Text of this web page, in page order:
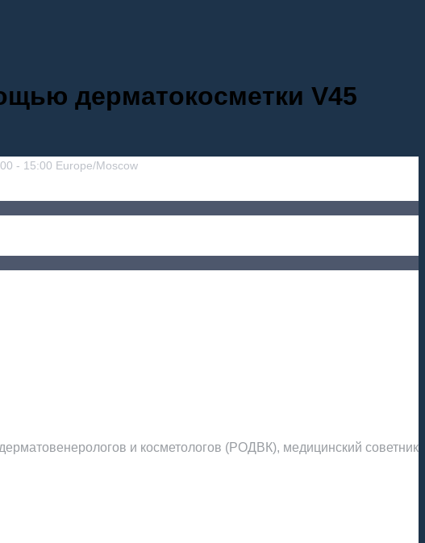
дерматокосметки V45
- 15:00 Europe/Moscow
и косметологов (РОДВК), медицинский советник